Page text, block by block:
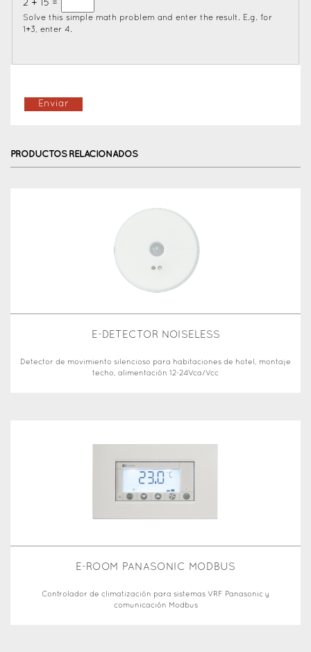
2 + 15 =
Solve this simple math problem and enter the result. E.g. for
1+3, enter 4.
PRODUCTOS RELACIONADOS
E-DETECTOR NOISELESS
Detector de movimiento silencioso para habitaciones de hotel, montaje
techo, alimentación 12-24Vca/Vcc
E-ROOM PANASONIC MODBUS
Controlador de climatización para sistemas VRF Panasonic y
comunicación Modbus